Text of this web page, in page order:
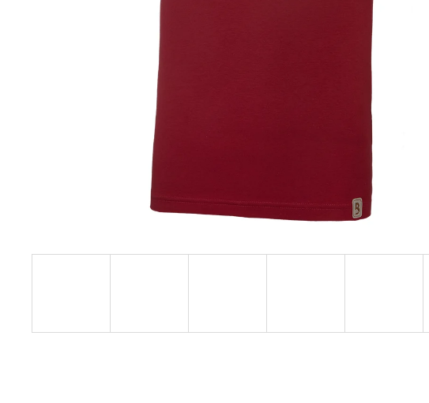
€32,50